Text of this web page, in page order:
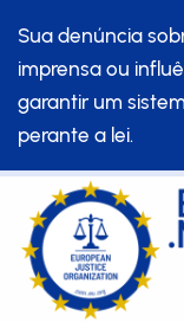
Sua denúncia
imprensa ou
garantir um
perante a lei.